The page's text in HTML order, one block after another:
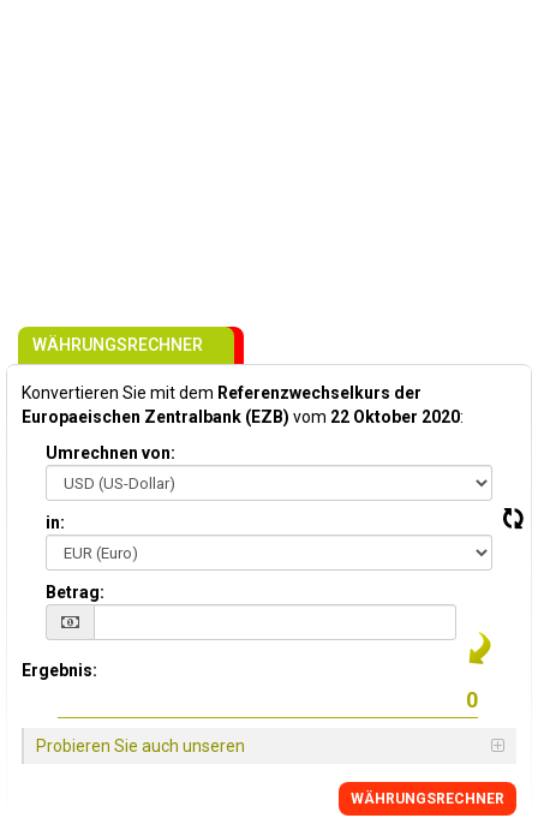
WÄHRUNGSRECHNER
Konvertieren Sie mit dem Referenzwechselkurs der
Europaeischen Zentralbank (EZB) vom 22 Oktober 2020:
Umrechnen von:
in:
Betrag:
Ergebnis:
Probieren Sie auch unseren
WÄHRUNGSRECHNER